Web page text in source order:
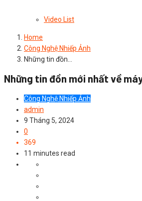
Video List
Home
Công Nghệ Nhiếp Ảnh
Những tin đồn…
Những tin đồn mới nhất về
Công Nghệ Nhiếp Ảnh
admin
9 Tháng 5, 2024
0
369
11 minutes read